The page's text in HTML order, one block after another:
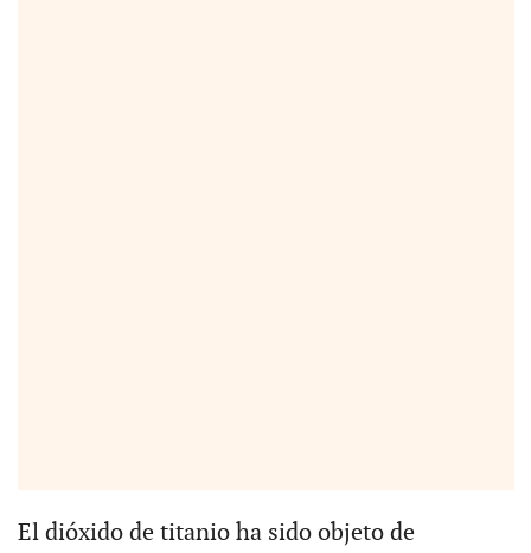
El dióxido de titanio ha sido objeto de